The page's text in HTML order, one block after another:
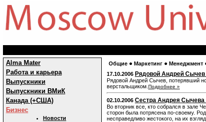
Alma Mater
Работа и карьера
Выпускники
Выпускники ВМиК
Канада (+США)
Бизнес
Новости
Общие ● Маркетинг ● Менеджмент
17.10.2006 Рядовой Андрей Сычев
Рядовой Андрей Сычев, потерявший
верстальщиком. Подробнее »
02.10.2006 Сестра Андрея Сычева
Во вторник все, кто собрался в зале
сторон была потрясена по-своему.
несправедливо жестокого, на их